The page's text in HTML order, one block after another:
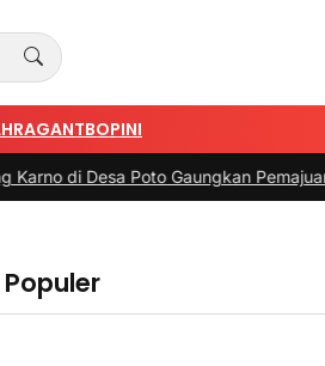
NTBOPINI
Poto Gaungkan Pemajuan